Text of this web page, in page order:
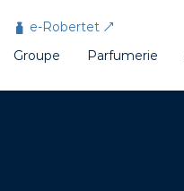
Groupe Parfumerie
e-Robertet